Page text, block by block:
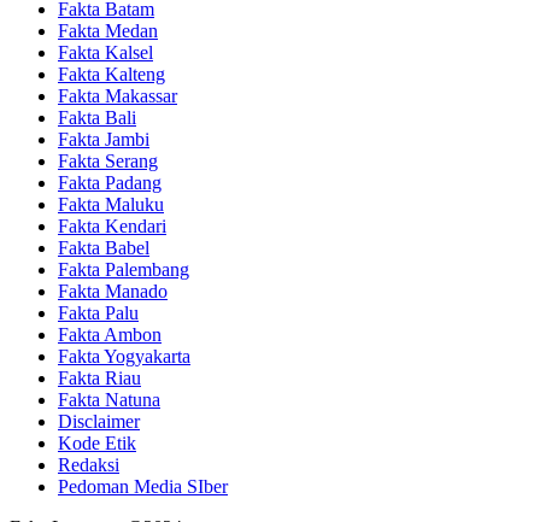
Fakta Batam
Fakta Medan
Fakta Kalsel
Fakta Kalteng
Fakta Makassar
Fakta Bali
Fakta Jambi
Fakta Serang
Fakta Padang
Fakta Maluku
Fakta Kendari
Fakta Babel
Fakta Palembang
Fakta Manado
Fakta Palu
Fakta Ambon
Fakta Yogyakarta
Fakta Riau
Fakta Natuna
Disclaimer
Kode Etik
Redaksi
Pedoman Media SIber